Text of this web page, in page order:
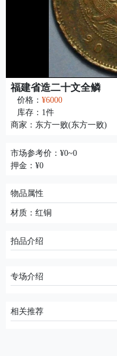
福建省造二十文全鳞
价格： ¥6000
库存： 1件
商家： 东方一败(东方一败)
市场参考价：¥0~0
押金：¥0
物品属性
材质：红铜
拍品介绍
专场介绍
相关推荐